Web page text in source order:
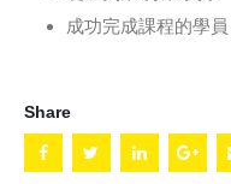
成功完成課程的學
Share